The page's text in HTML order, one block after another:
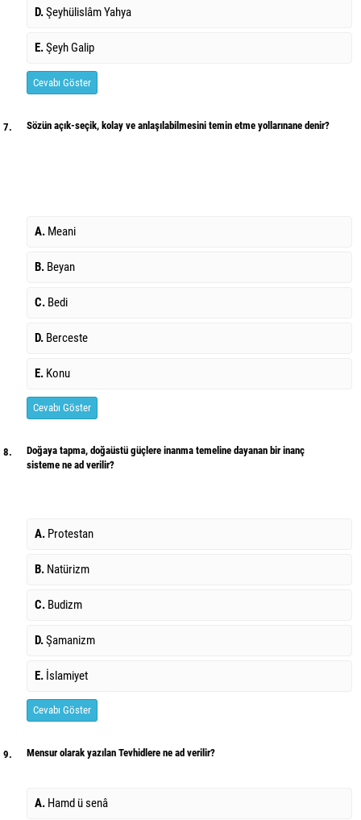
D.Şeyhülislâm Yahya
E.Şeyh Galip
Cevabı Göster
7. Sözün açık-seçik, kolay ve anlaşılabilmesini temin etme yollarınane denir?
A. Meani
B. Beyan
C. Bedi
D. Berceste
E. Konu
Cevabı Göster
8.
Doğaya tapma, doğaüstü güçlere inanma temeline dayanan bir inanç
sisteme ne ad verilir?
A. Protestan
B. Natürizm
C. Budizm
D.Şamanizm
E. İslamiyet
Cevabı Göster
9. Mensur olarak yazılan Tevhidlere ne ad verilir?
A. Hamd ü senâ